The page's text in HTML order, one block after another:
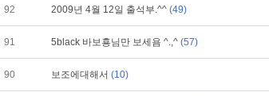
92 2009년 4월 12일 출석부.^^ (49)
91 5black 바보횽님만 보세욤 ^.,^ (57)
90 보조에대해서 (10)